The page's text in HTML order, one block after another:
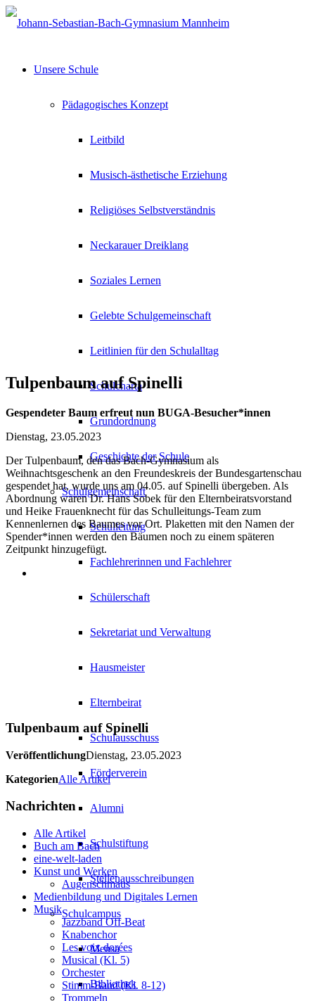
Unsere Schule
Pädagogisches Konzept
Leitbild
Musisch-ästhetische Erziehung
Religiöses Selbstverständnis
Neckarauer Dreiklang
Soziales Lernen
Gelebte Schulgemeinschaft
Leitlinien für den Schulalltag
Schulcharta
Grundordnung
Geschichte der Schule
Schulgemeinschaft
Schulleitung
Fachlehrerinnen und Fachlehrer
Schülerschaft
Sekretariat und Verwaltung
Hausmeister
Elternbeirat
Schulausschuss
Förderverein
Alumni
Schulstiftung
Stellenausschreibungen
Schulcampus
Mensa
Bibliothek
Tulpenbaum auf Spinelli
Gespendeter Baum erfreut nun BUGA-Besucher*innen
Dienstag, 23.05.2023
Der Tulpenbaum, den das Bach-Gymnasium als
Weihnachtsgeschenk an den Freundeskreis der Bundesgartenschau
gespendet hat, wurde uns am 04.05. auf Spinelli übergeben. Als
Abordnung waren Dr. Hans Sobek für den Elternbeiratsvorstand
und Heike Frauenknecht für das Schulleitungs-Team zum
Kennenlernen des Baumes vor Ort. Plaketten mit den Namen der
Spender*innen werden den Bäumen noch zu einem späteren
Zeitpunkt hinzugefügt.
Tulpenbaum auf Spinelli
VeröffentlichungDienstag, 23.05.2023
KategorienAlle Artikel
Nachrichten
Alle Artikel
Buch am Bach
eine-welt-laden
Kunst und Werken
Augenschmaus
Medienbildung und Digitales Lernen
Musik
Jazzband Off-Beat
Knabenchor
Les voix dorées
Musical (Kl. 5)
Orchester
Stimm-Band (Kl. 8-12)
Trommeln